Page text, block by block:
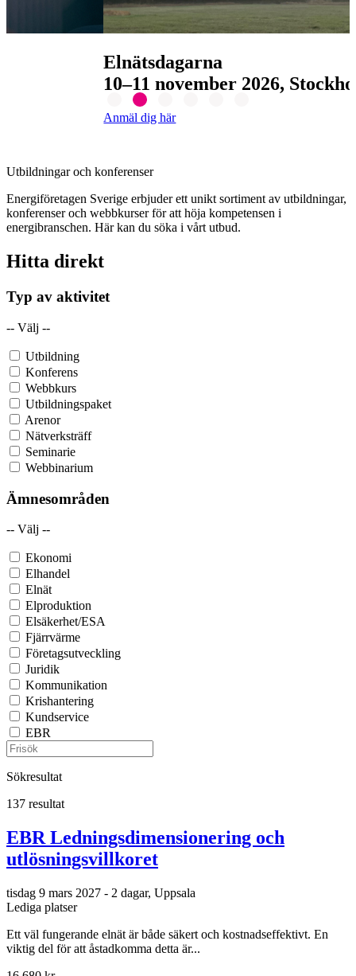
Elnätsdagarna
10–11 november 2026, Stockholm
Utbildningar och konferenser
Energiföretagen Sverige erbjuder ett unikt sortiment av utbildningar,
konferenser och webbkurser för att höja kompetensen i
energibranschen. Här kan du söka i vårt utbud.
Hitta direkt
Typ av aktivitet
-- Välj --
Utbildning
Konferens
Webbkurs
Utbildningspaket
Arenor
Nätverksträff
Seminarie
Webbinarium
Ämnesområden
-- Välj --
Ekonomi
Elhandel
Elnät
Elproduktion
Elsäkerhet/ESA
Fjärrvärme
Företagsutveckling
Juridik
Kommunikation
Krishantering
Kundservice
EBR
Sökresultat
137 resultat
EBR Ledningsdimensionering och
utlösningsvillkoret
tisdag 9 mars 2027 - 2 dagar, Uppsala
Lediga platser
Ett väl fungerande elnät är både säkert och kostnadseffektivt. En
viktig del för att åstadkomma detta är...